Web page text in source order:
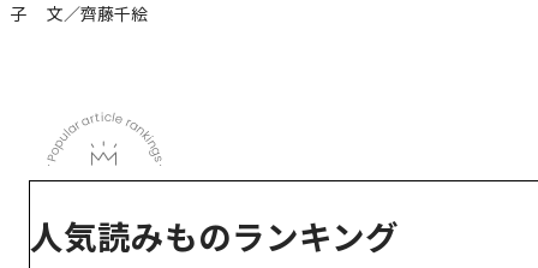
子 文／齊藤千絵
人気読みものランキング